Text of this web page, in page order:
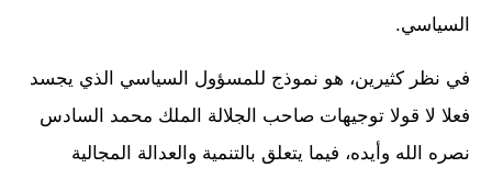
السياسي.
في نظر كثيرين، هو نموذج للمسؤول السياسي الذي يجسد
فعلا لا قولا توجيهات صاحب الجلالة الملك محمد السادس
نصره الله وأيده، فيما يتعلق بالتنمية والعدالة المجالية